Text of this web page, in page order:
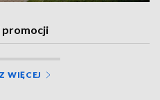
promocji
WIĘCEJ